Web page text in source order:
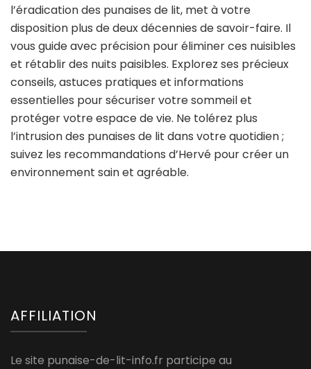
l’éradication des punaises de lit, met à votre
disposition plus de deux décennies de savoir-faire. Il
vous guide avec précision pour éliminer ces nuisibles
et rétablir des nuits paisibles. Explorez ses précieux
conseils, astuces pratiques et informations
essentielles pour sécuriser votre sommeil et
protéger votre espace de vie. Ne tolérez plus
l’intrusion des punaises de lit dans votre quotidien ;
suivez les recommandations d’Hervé pour créer un
environnement sain et agréable.
AFFILIATION
Le site punaise-de-lit-info.fr participe au